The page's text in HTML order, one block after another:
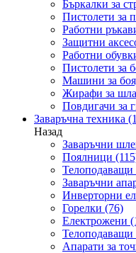
Бъркалки за
Пистолети за
Работни
Защитни
Работни
Пистолети за
Машини за
Жирафи за
Повдигачи за
Заваръчна техника
Назад
Заваръчни
Поялници
Заваръчни
Инверторни
Горелки (76)
Електрожени
Телоподаващи
Апарати за